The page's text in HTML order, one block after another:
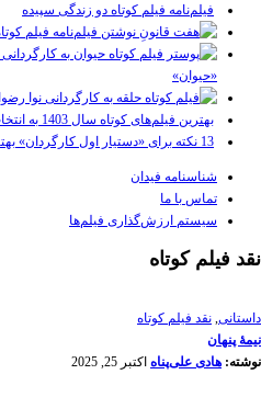
فیلم‌نامه فیلم کوتاه دو زندگی سپیده
«حیوان»
بهترین فیلم‌های کوتاه سال 1403 به انتخاب فیدان
13 نکته برای «دستیار اول کارگردان» بهتری بودن
شناسنامه فیدان
تماس با ما
سیستم ارزش‌گذاری فیلم‌ها
نقد فیلم کوتاه
داستانی, نقد فیلم کوتاه
نیمۀ پنهان
نوشته: هادی علی‌پناه اکتبر 25, 2025